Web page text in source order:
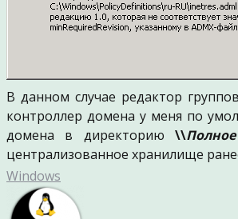
В данном случае редактор
контроллер домена у меня по
домена в директорию \\
централизованное хранилище
Windows